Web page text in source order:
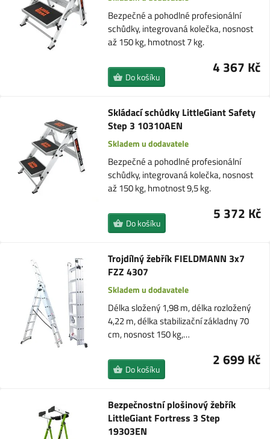
Bezpečné a pohodlné profesionální
schůdky, integrovaná kolečka, nosnost
až 150 kg, hmotnost 7 kg.
4 367 Kč
Do košíku
Skládací schůdky LittleGiant Safety
Step 3 10310AEN
Skladem u dodavatele
Bezpečné a pohodlné profesionální
schůdky, integrovaná kolečka, nosnost
až 150 kg, hmotnost 9,5 kg.
5 372 Kč
Do košíku
Trojdílný žebřík FIELDMANN 3x7
FZZ 4307
Skladem u dodavatele
Délka složený 1,98 m, délka rozložený
4,22 m, délka stabilizační základny 70
cm, nosnost 150 kg,…
2 699 Kč
Do košíku
Bezpečnostní plošinový žebřík
LittleGiant Fortress 3 Step
19303EN